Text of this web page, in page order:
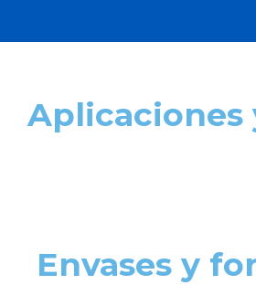
Aplicaciones
Envases y